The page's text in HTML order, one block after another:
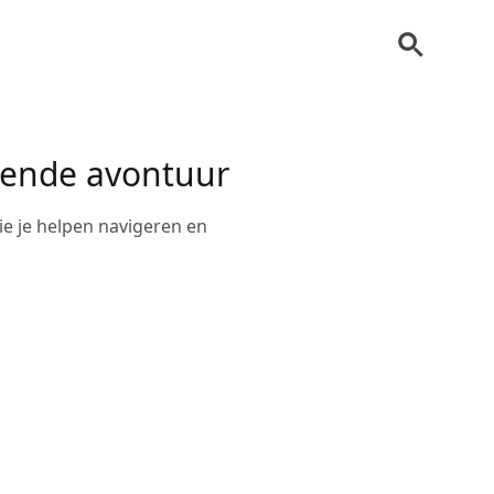
avontuur
je helpen navigeren en